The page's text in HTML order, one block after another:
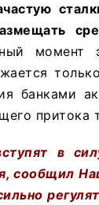
момент
банками
притока
в
сообщил